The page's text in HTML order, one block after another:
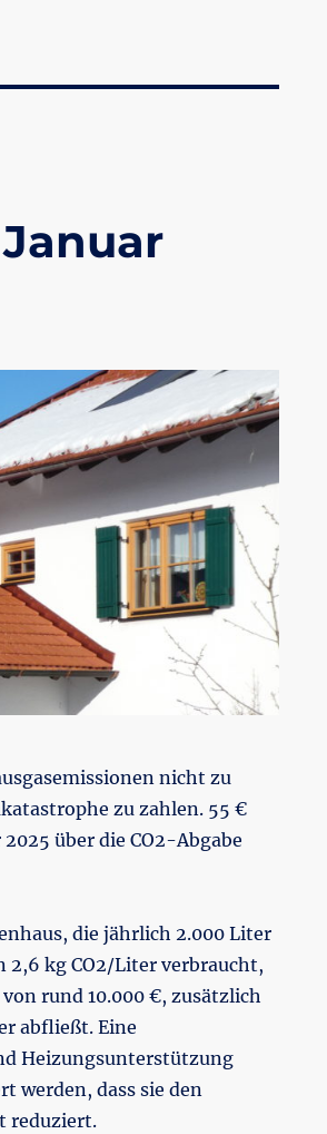
nicht zu
zu zahlen. 55 €
über die CO2-Abgabe
die jährlich 2.000 Liter
kg CO2/Liter verbraucht,
rund 10.000 €, zusätzlich
abfließt. Eine
Heizungsunterstützung
werden, dass sie den
reduziert.